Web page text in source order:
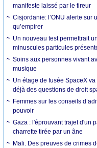
manifeste laissé par le tireur
Cisjordanie: l’ONU alerte sur
qu’empirer
Un nouveau test permettrait
minuscules particules
Soins aux personnes vivant
musique
Un étage de fusée SpaceX
déjà des questions de droit
Femmes sur les conseils
pouvoir
Gaza : l'éprouvant trajet d'un
charrette tirée par un âne
Mali. Des preuves de crimes